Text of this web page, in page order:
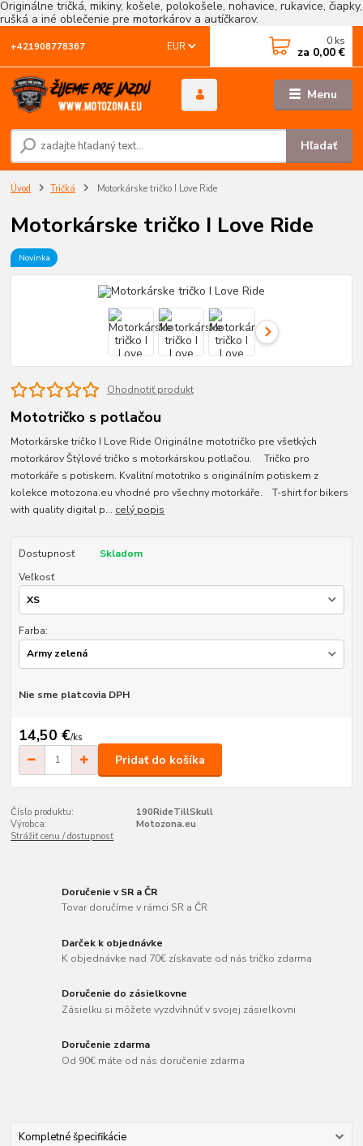
Originálne tričká, mikiny, košele, polokošele, nohavice, rukavice, čiapky,
rušká a iné oblečenie pre motorkárov a autíčkarov.
Menu
EUR
Hľadať
+421908778367 0 ks
za 0,00 €
Úvod Tričká Motorkárske tričko I Love Ride
Motorkárske tričko I Love Ride
Novinka
Ohodnotiť produkt
Mototričko s potlačou
Motorkárske tričko I Love Ride Originálne mototričko pre všetkých
motorkárov Štýlové tričko s motorkárskou potlačou. Tričko pro
motorkáře s potiskem. Kvalitní mototriko s originálním potiskem z
kolekce motozona.eu vhodné pro všechny motorkáře. T-shirt for bikers
with quality digital p... celý popis
Dostupnosť
Skladom
Veľkosť
Farba:
Nie sme platcovia DPH
14,50 €/ks
Pridať do košíka
Číslo produktu:
190RideTillSkull
Výrobca:
Motozona.eu
Strážiť cenu / dostupnosť
Doručenie v SR a ČR
Tovar doručíme v rámci SR a ČR
Darček k objednávke
K objednávke nad 70€ získavate od nás tričko zdarma
Doručenie do zásielkovne
Zásielku si môžete vyzdvihnúť v svojej zásielkovni
Doručenie zdarma
Od 90€ máte od nás doručenie zdarma
Kompletné špecifikácie